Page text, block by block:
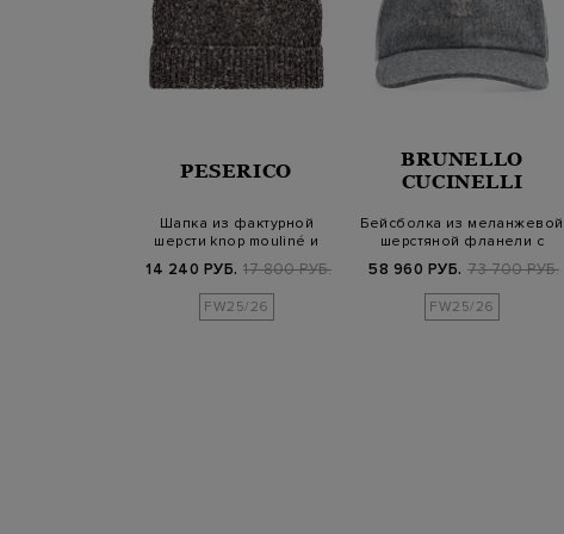
PESERICO
Шапка из фактурной
шерсти knop mouliné и
14 240 РУБ. 17 800 РУБ.
FW25/26
BRUNELLO
CUCINELLI
Бейсболка из меланжевой
шерстяной фланели с
58 960 РУБ. 73 700 РУБ.
FW25/26